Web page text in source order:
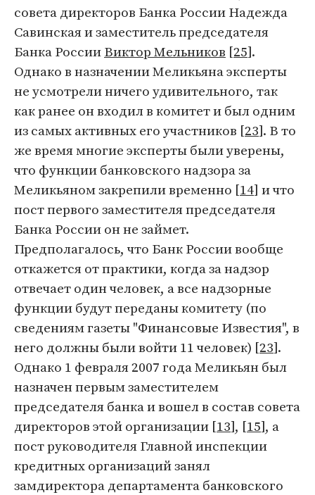
совета директоров Банка России Надежда
Савинская и заместитель председателя
Банка РоссииВиктор Мельников [25].
Однако в назначении Меликьяна эксперты
не усмотрели ничего удивительного, так
как ранее он входил в комитет и был одним
из самых активных его участников [23]. В то
же время многие эксперты были уверены,
что функции банковского надзора за
Меликьяном закрепили временно [14] и что
пост первого заместителя председателя
Банка России он не займет.
Предполагалось, что Банк России вообще
откажется от практики, когда за надзор
отвечает один человек, а все надзорные
функции будут переданы комитету (по
сведениям газеты "Финансовые Известия", в
него должны были войти 11 человек) [23].
Однако 1 февраля 2007 года Меликьян был
назначен первым заместителем
председателя банка и вошел в состав совета
директоров этой организации [13], [15], а
пост руководителя Главной инспекции
кредитных организаций занял
замдиректора департамента банковского